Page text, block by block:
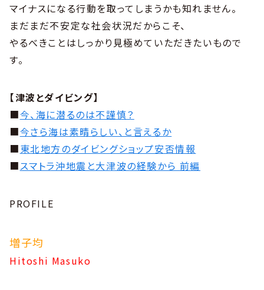
マイナスになる行動を取ってしまうかも知れません。
まだまだ不安定な社会状況だからこそ、
やるべきことはしっかり見極めていただきたいもので
す。
【津波とダイビング】
■今、海に潜るのは不謹慎？
■今さら海は素晴らしい、と言えるか
■東北地方のダイビングショップ安否情報
■スマトラ沖地震と大津波の経験から 前編
PROFILE
増子均
Hitoshi Masuko